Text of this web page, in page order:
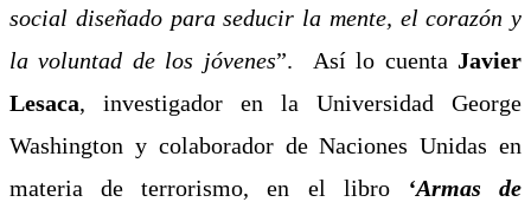
social diseñado para seducir la mente, el corazón y
la voluntad de los jóvenes”. Así lo cuentaJavier
Lesaca, investigador en la Universidad George
Washington y colaborador de Naciones Unidas en
materia de terrorismo, en el libro ‘Armas de